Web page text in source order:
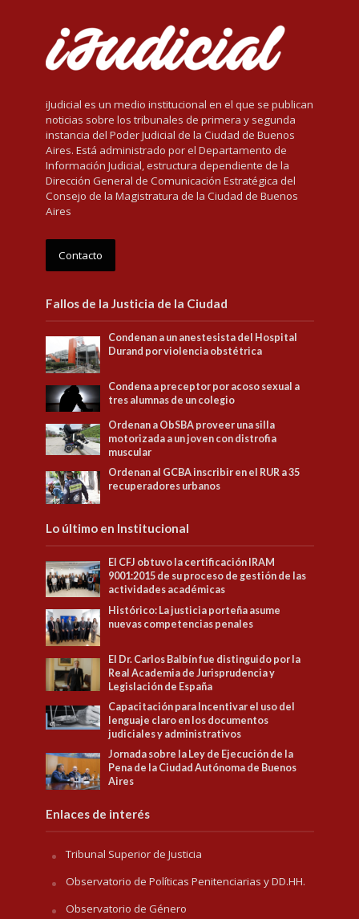
iJudicial es un medio institucional en el que se publican
noticias sobre los tribunales de primera y segunda
instancia del Poder Judicial de la Ciudad de Buenos
Aires. Está administrado por el Departamento de
Información Judicial, estructura dependiente de la
Dirección General de Comunicación Estratégica del
Consejo de la Magistratura de la Ciudad de Buenos
Aires
Contacto
Fallos de la Justicia de la Ciudad
Condenan a un anestesista del Hospital
Durand por violencia obstétrica
Condena a preceptor por acoso sexual a
tres alumnas de un colegio
Ordenan a ObSBA proveer una silla
motorizada a un joven con distrofia
muscular
Ordenan al GCBA inscribir en el RUR a 35
recuperadores urbanos
Lo último en Institucional
El CFJ obtuvo la certificación IRAM
9001:2015 de su proceso de gestión de las
actividades académicas
Histórico: La justicia porteña asume
nuevas competencias penales
El Dr. Carlos Balbín fue distinguido por la
Real Academia de Jurisprudencia y
Legislación de España
Capacitación para Incentivar el uso del
lenguaje claro en los documentos
judiciales y administrativos
Jornada sobre la Ley de Ejecución de la
Pena de la Ciudad Autónoma de Buenos
Aires
Enlaces de interés
Tribunal Superior de Justicia
Observatorio de Políticas Penitenciarias y DD.HH.
Observatorio de Género